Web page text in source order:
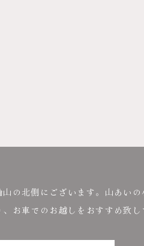
の北側にございます。山あいの
お車でのお越しをおすすめ致し